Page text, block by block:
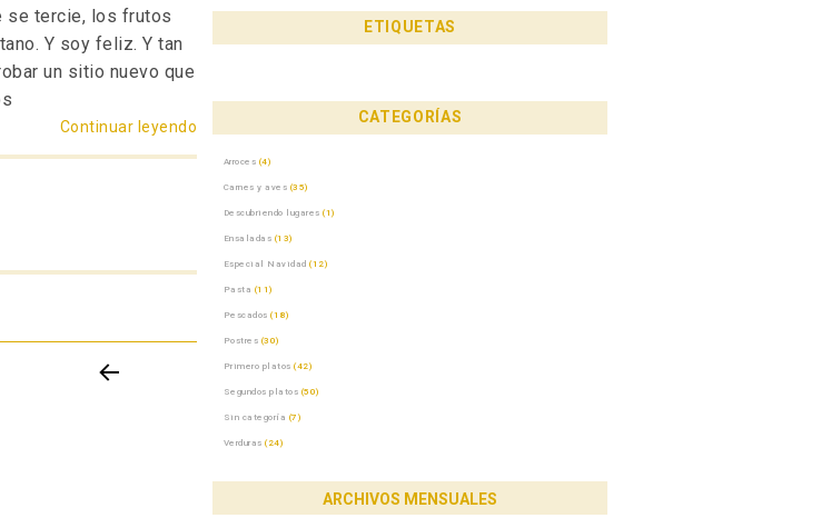
se tercie, los frutos
Y soy feliz. Y tan
un sitio nuevo que
Continuar leyendo
ETIQUETAS
CATEGORÍAS
Arroces (4)
Carnes y aves (35)
Descubriendo lugares (1)
Ensaladas (13)
Especial Navidad (12)
Pasta (11)
Pescados (18)
Postres (30)
Primero platos (42)
Segundos platos (50)
Sin categoría (7)
Verduras (24)
ARCHIVOS MENSUALES